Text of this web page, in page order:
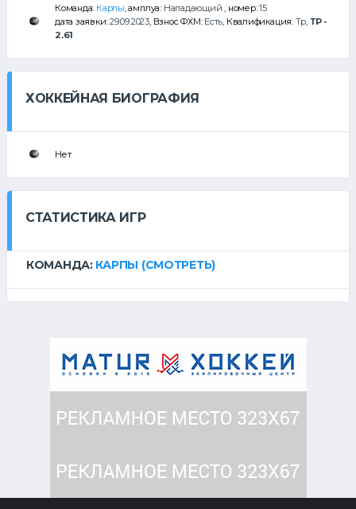
Команда: Карпы, амплуа: Нападающий , номер:15
дата заявки:29.09.2023, Взнос ФХМ: Есть, Квалификация: Тр, ТР -
2.61
ХОККЕЙНАЯ БИОГРАФИЯ
Нет
СТАТИСТИКА ИГР
КОМАНДА: КАРПЫ (СМОТРЕТЬ)